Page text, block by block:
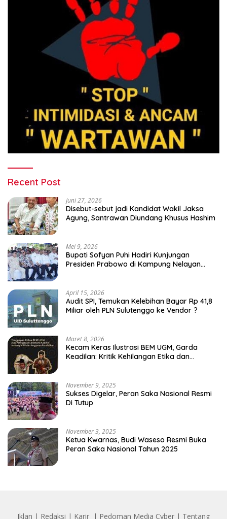
Recent Post
Juni 27, 2026
Disebut-sebut jadi Kandidat Wakil Jaksa
Agung, Santrawan Diundang Khusus Hashim
Mei 9, 2026
Bupati Sofyan Puhi Hadiri Kunjungan
Presiden Prabowo di Kampung Nelayan
April 15, 2026
Audit SPI, Temukan Kelebihan Bayar Rp 41,8
Miliar oleh PLN Sulutenggo ke Vendor ?
Maret 8, 2026
Kecam Keras Ilustrasi BEM UGM, Garda
Keadilan: Kritik Kehilangan Etika dan
November 9, 2025
Sukses Digelar, Peran Saka Nasional Resmi
Di Tutup
November 3, 2025
Ketua Kwarnas, Budi Waseso Resmi Buka
Peran Saka Nasional Tahun 2025
Iklan | Redaksi | Karir | Pedoman Media Cyber | Tentang